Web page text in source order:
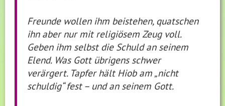
Freunde wollen ihm beistehen, quatschen
ihn aber nur mit religiösem Zeug voll.
Geben ihm selbst die Schuld an seinem
Elend. Was Gott übrigens schwer
verärgert. Tapfer hält Hiob am „nicht
schuldig“ fest – und an seinem Gott.